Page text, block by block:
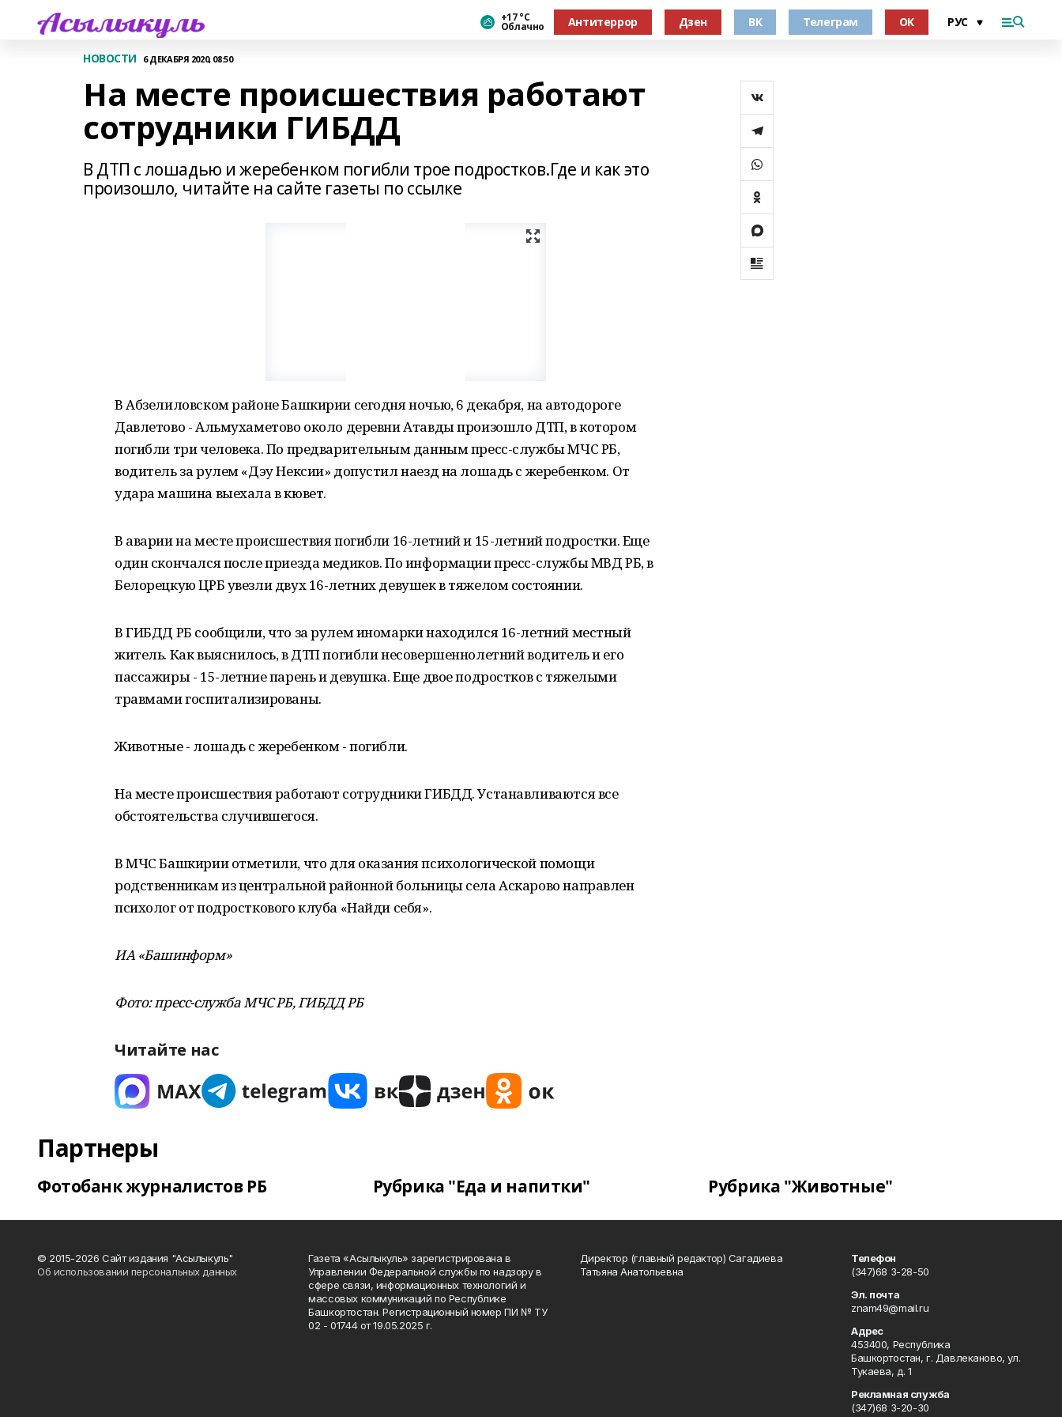
+17 °С
Облачно Антитеррор Дзен ВК Телеграм ОК
НОВОСТИ 6 ДЕКАБРЯ 2020, 08:50
На месте происшествия работают
сотрудники ГИБДД
В ДТП с лошадью и жеребенком погибли трое подростков.Где и как это
произошло, читайте на сайте газеты по ссылке
В Абзелиловском районе Башкирии сегодня ночью, 6 декабря, на автодороге
Давлетово - Альмухаметово около деревни Атавды произошло ДТП, в котором
погибли три человека. По предварительным данным пресс-службы МЧС РБ,
водитель за рулем «Дэу Нексии» допустил наезд на лошадь с жеребенком. От
удара машина выехала в кювет.
В аварии на месте происшествия погибли 16-летний и 15-летний подростки. Еще
один скончался после приезда медиков. По информации пресс-службы МВД РБ, в
Белорецкую ЦРБ увезли двух 16-летних девушек в тяжелом состоянии.
В ГИБДД РБ сообщили, что за рулем иномарки находился 16-летний местный
житель. Как выяснилось, в ДТП погибли несовершеннолетний водитель и его
пассажиры - 15-летние парень и девушка. Еще двое подростков с тяжелыми
травмами госпитализированы.
Животные - лошадь с жеребенком - погибли.
На месте происшествия работают сотрудники ГИБДД. Устанавливаются все
обстоятельства случившегося.
В МЧС Башкирии отметили, что для оказания психологической помощи
родственникам из центральной районной больницы села Аскарово направлен
психолог от подросткового клуба «Найди себя».
ИА «Башинформ»
Фото: пресс-служба МЧС РБ, ГИБДД РБ
Читайте нас
Партнеры
Фотобанк журналистов РБ Рубрика "Еда и напитки" Рубрика "Животные"
© 2015-2026 Сайт издания "Асылыкуль"
Об использовании персональных данных
Газета «Асылыкуль» зарегистрирована в
Управлении Федеральной службы по надзору в
сфере связи, информационных технологий и
массовых коммуникаций по Республике
Башкортостан. Регистрационный номер ПИ № ТУ
02 - 01744 от 19.05.2025 г.
Директор (главный редактор) Сагадиева
Татьяна Анатольевна
Телефон
(347)68 3-28-50
Эл. почта
znam49@mail.ru
Адрес
453400, Республика
Башкортостан, г. Давлеканово, ул.
Тукаева, д. 1
Рекламная служба
(347)68 3-20-30